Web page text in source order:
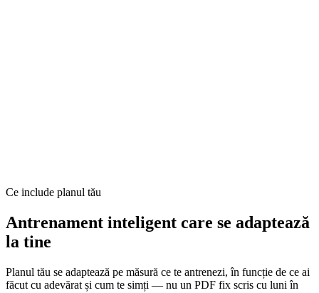
Ce include planul tău
Antrenament inteligent care se adaptează
la tine
Planul tău se adaptează pe măsură ce te antrenezi, în funcție de ce ai
făcut cu adevărat și cum te simți — nu un PDF fix scris cu luni în